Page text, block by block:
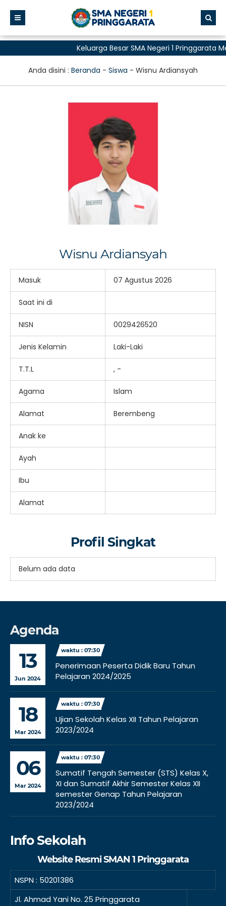
Keluarga Besar SMA Negeri 1
Anda disini : Beranda - Siswa - Wisnu Ardiansyah
Wisnu Ardiansyah
Masuk 07 Agustus 2026
Saat ini di
NISN 0029426520
Jenis Kelamin Laki-Laki
T.T.L , -
Agama Islam
Alamat Berembeng
Anak ke
Ayah
Ibu
Alamat
Profil Singkat
Belum ada data
Agenda
13
Jun 2024
waktu : 07:30
Penerimaan Peserta Didik Baru Tahun
Pelajaran 2024/2025
18
Mar 2024
waktu : 07:30
Ujian Sekolah Kelas XII Tahun Pelajaran
2023/2024
06
Mar 2024
waktu : 07:30
Sumatif Tengah Semester (STS) Kelas X,
XI dan Sumatif Akhir Semester Kelas XII
semester Genap Tahun Pelajaran
2023/2024
Info Sekolah
Website Resmi SMAN 1 Pringgarata
NSPN : 50201386
Jl. Ahmad Yani No. 25 Pringgarata